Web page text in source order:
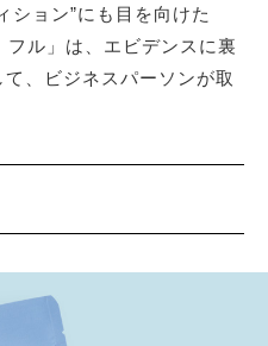
ション”にも目を向けた
ル」は、エビデンスに裏
、ビジネスパーソンが取